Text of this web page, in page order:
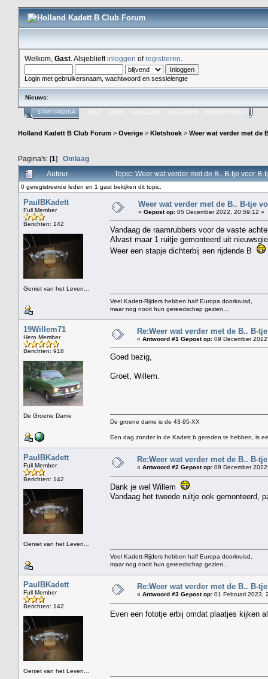
Welkom, Gast . Alsjeblieftinloggen ofregistreren
Login met gebruikersnaam, wachtwoord en sessielengte
Nieuws:
STARTPAGINA ZOEK
Holland Kadett B Club Forum > Overige > Kletshoek > Weer wat verder met de
Pagina's: [1] Omlaag
Auteur
Topic: Weer wat verder met de B.. B-tje voor
0 geregistreerde leden en 1 gast bekijken dit topic.
PaulBKadett
Full Member
Berichten: 142
Geniet van het Leven...
Weer wat verder met de B.. B-tje
« Gepost op: 05 December 2022, 20:59:12 »
Vandaag de raamrubbers voor de vaste
Alvast maar 1 ruitje gemonteerd uit
Weer een stapje dichterbij een rijdende B
Veel Kadett-Rijders hebben half Europa doorkruisd,
maar nog nooit hun gereedschap gezien...
19Willem71
Hero Member
Berichten: 918
De Groene Dame
Re:Weer wat verder met de B.. B-
« Antwoord #1 Gepost op: 09 December
Goed bezig,
Groet, Willem.
De groene dame is de 43-95-XX
Een dag zonder in de Kadett b gereden te hebben, is
PaulBKadett
Full Member
Berichten: 142
Geniet van het Leven...
Re:Weer wat verder met de B.. B-
« Antwoord #2 Gepost op: 09 December
Dank je wel Willem
Vandaag het tweede ruitje ook gemonteerd,
Veel Kadett-Rijders hebben half Europa doorkruisd,
maar nog nooit hun gereedschap gezien...
PaulBKadett
Full Member
Berichten: 142
Geniet van het Leven...
Re:Weer wat verder met de B.. B-
« Antwoord #3 Gepost op: 01 Februari 2023,
Even een fototje erbij omdat plaatjes kijken